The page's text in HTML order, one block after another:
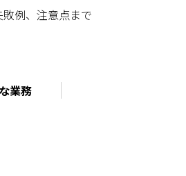
例、注意点まで
業務